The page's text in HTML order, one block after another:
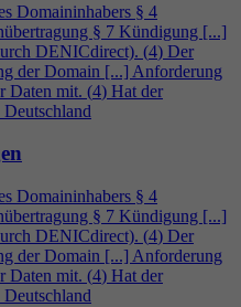
Domaininhabers § 4
§ 7 Kündigung [...]
DENICdirect). (4) Der
der Domain [...] Anforderung
Daten mit. (4) Hat der
Domaininhabers § 4
§ 7 Kündigung [...]
DENICdirect). (4) Der
der Domain [...] Anforderung
Daten mit. (4) Hat der